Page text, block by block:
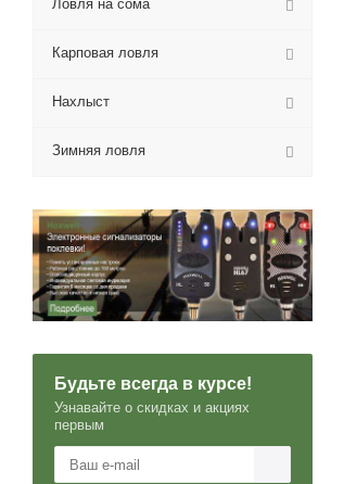
Ловля на сома
Карповая ловля
Нахлыст
Зимняя ловля
Будьте всегда в курсе!
Узнавайте о скидках и акциях
первым